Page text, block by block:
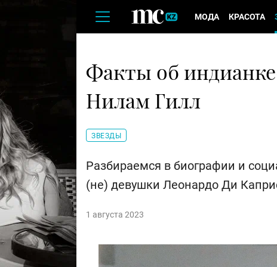
МОДА КРАСОТА
Факты об
Нилам Гилл
ЗВЕЗДЫ
Разбираемся в биографии и
(не) девушки Леонардо Ди
1 августа 2023